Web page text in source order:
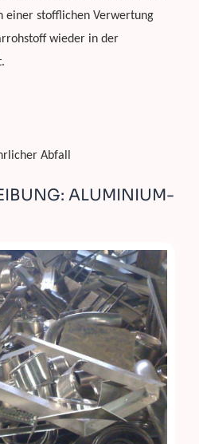
einer stofflichen Verwertung
wieder in der
Abfall
ALUMINIUM-